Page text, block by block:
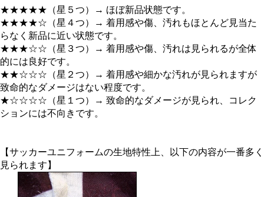
★★★★★（星５つ）→ ほぼ新品状態です。
★★★★☆（星４つ）→ 着用感や傷、汚れもほとんど見当た
らなく新品に近い状態です。
★★★☆☆（星３つ）→ 着用感や傷、汚れは見られるが全体
的には良好です。
★★☆☆☆（星２つ）→ 着用感や細かな汚れが見られますが
致命的なダメージはない程度です。
★☆☆☆☆（星１つ）→ 致命的なダメージが見られ、コレク
ションには不向きです。
【サッカーユニフォームの生地特性上、以下の内容が一番多く
見られます】